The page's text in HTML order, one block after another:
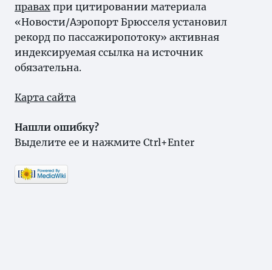
правах при цитировании материала
«Новости/Аэропорт Брюсселя установил
рекорд по пассажиропотоку» активная
индексируемая ссылка на источник
обязательна.
Карта сайта
Нашли ошибку?
Выделите ее и нажмите Ctrl+Enter